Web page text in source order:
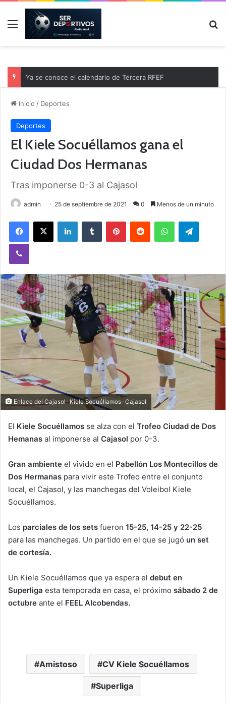
Menú
Ya se conoce el calendario de Tercera RFEF
Inicio / Deportes
Deportes
El Kiele Socuéllamos gana el
Ciudad Dos Hermanas
Tras imponerse 0-3 al Cajasol
admin 25 de septiembre de 2021 0 Menos de un minuto
Enlace del Cajasol- Kiele Socuéllamos- Cajasol
El Kiele Socuéllamos se alza con el Trofeo Ciudad de Dos
Hemanas al imponerse al Cajasol por 0-3.
Gran ambiente el vivido en el Pabellón Los Montecillos de
Dos Hermanas para vivir este Trofeo entre el conjunto
local, el Cajasol, y las manchegas del Voleibol Kiele
Socuéllamos.
Los parciales de los sets fueron 15-25, 14-25 y 22-25
para las manchegas. Un partido en el que se jugó un set
de cortesía.
Un Kiele Socuéllamos que ya espera el debut en
Superliga esta temporada en casa, el próximo sábado 2 de
octubre ante el FEEL Alcobendas.
Amistoso CV Kiele Socuéllamos
Superliga